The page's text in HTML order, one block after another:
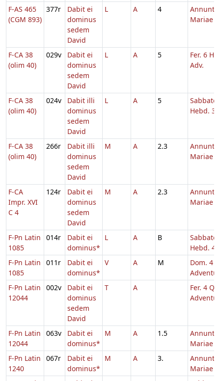
F-AS 465
(CGM 893)
377r
Dabit ei
dominus
sedem
David
L A 4
Mariae
F-CA 38
(olim 40)
029v
Dabit ei
dominus
sedem
David
L A 5
Fer. 6
Adv.
F-CA 38
(olim 40)
024v
Dabit illi
dominus
sedem
David
L A 5
Sabbato
Hebd. 3
F-CA 38
(olim 40)
266r
Dabit illi
dominus
sedem
David
M A 2.3
Mariae
F-CA
Impr. XVI
C 4
124r
Dabit ei
dominus
sedem
David
M A 2.3
Mariae
F-Pn Latin
1085
014r
Dabit ei
dominus*
L A B
Sabbato
Hebd. 4
F-Pn Latin
1085
011r
Dabit ei
dominus*
V A M
Dom. 4
F-Pn Latin
12044
002v
Dabit ei
dominus
sedem
David
T A
Fer. 4
F-Pn Latin
12044
063v
Dabit ei
dominus*
M A 1.5
Mariae
F-Pn Latin
1240
067r
Dabit ei
dominus*
M A 3.
Mariae